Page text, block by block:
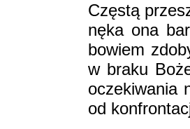
Częstą
nęka ona
bowiem
w braku
oczekiwania
od